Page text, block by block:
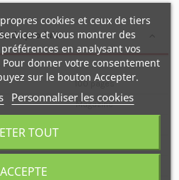
du produit
100 pages
Magazine
cookies et ceux de tiers
et vous montrer des
en analysant vos
donner votre consentement
sur le bouton Accepter.
Personnaliser les cookies
TOUT